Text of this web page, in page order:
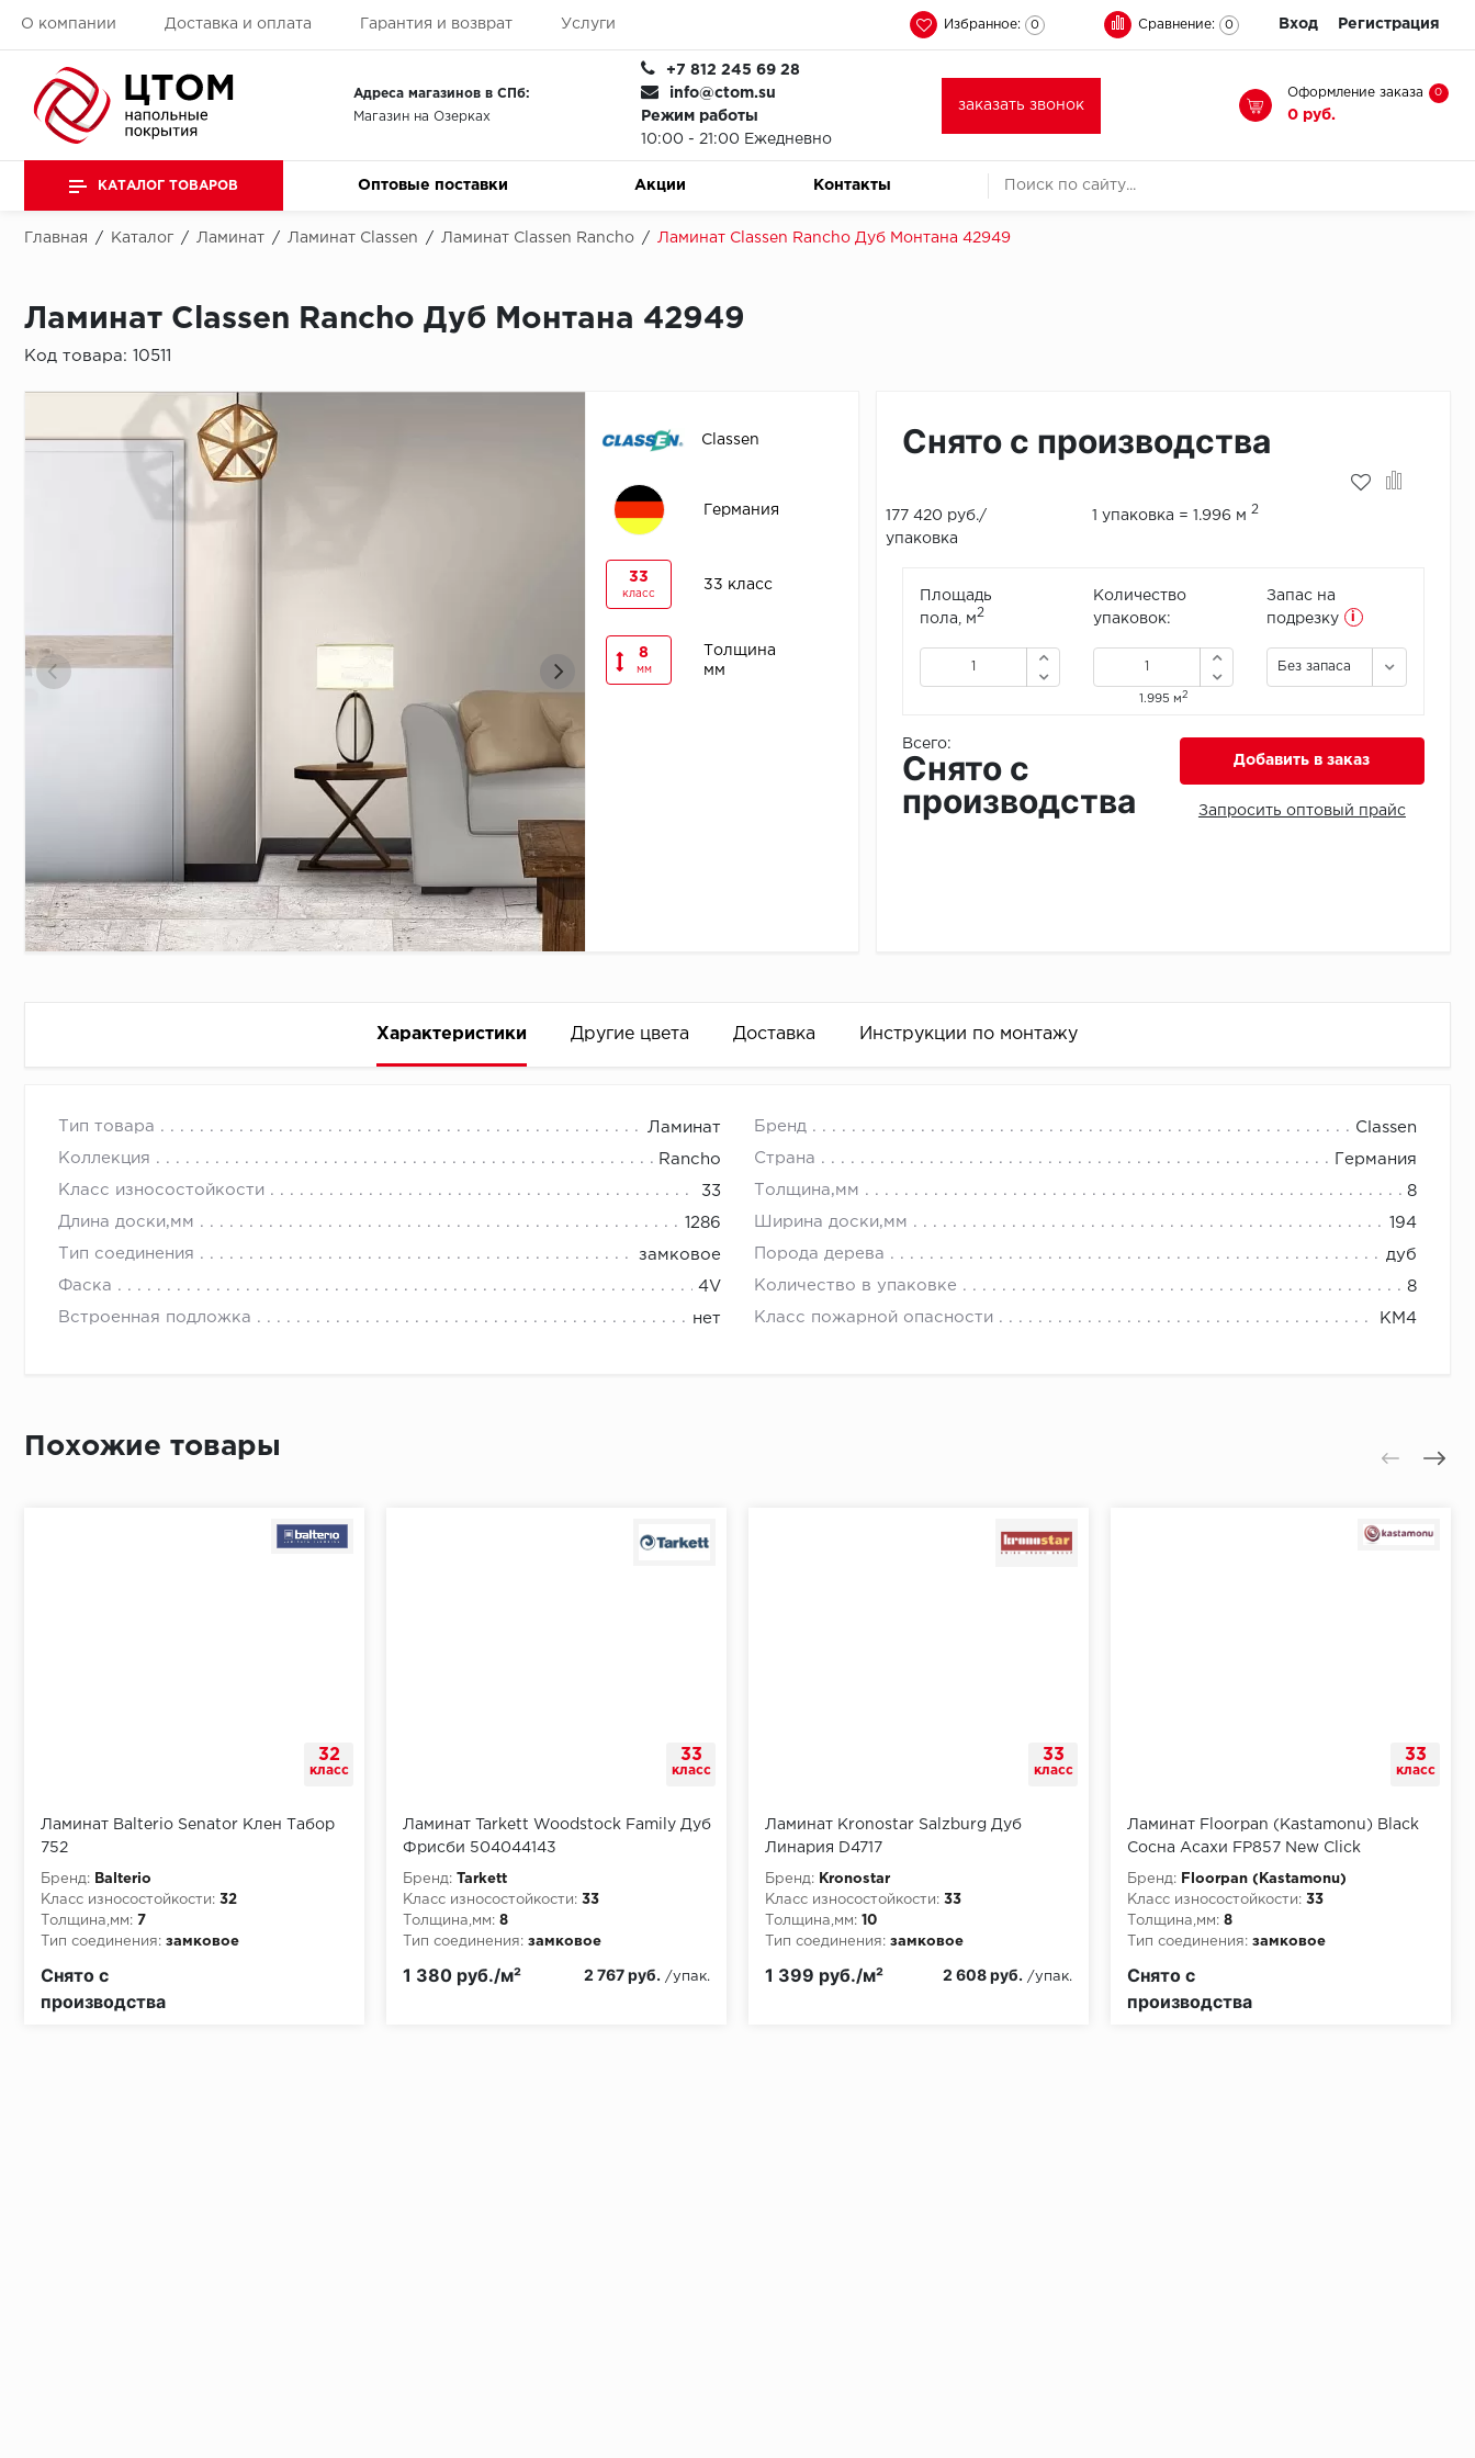
О компании Доставка и оплата Гарантия и возврат Услуги Избранное: 0 Сравнение: 0 Вход Регистрация
Адреса магазинов в СПб:
Магазин на Озерках
+7 812 245 69 28
info@ctom.su
Режим работы
10:00 - 21:00 Ежедневно
заказать звонок
Оформление заказа 0
0 руб.
КАТАЛОГ ТОВАРОВ Оптовые поставки Акции Контакты
Главная / Каталог / Ламинат / Ламинат Classen / Ламинат Classen Rancho / Ламинат Classen Rancho Дуб Монтана 42949
Ламинат Classen Rancho Дуб Монтана 42949
Код товара: 10511
Classen
Германия
33
класс
33 класс
8
мм
Толщина
мм
Снято с производства
177 420 руб./
упаковка
1 упаковка = 1.996 м 2
Площадь
пола, м2
Количество
упаковок:
1.995 м2
Запас на
подрезку
i
Без запаса
Всего:
Снято с
производства
Добавить в заказ
Запросить оптовый прайс
Характеристики Другие цвета Доставка Инструкции по монтажу
Тип товара Ламинат Бренд Classen
Коллекция Rancho Страна Германия
Класс износостойкости 33 Толщина,мм 8
Длина доски,мм 1286 Ширина доски,мм 194
Тип соединения замковое Порода дерева дуб
Фаска 4V Количество в упаковке 8
Встроенная подложка нет Класс пожарной опасности КМ4
Время доставки
Условия доставки
Первый ряд:
Похожие товары
32
класс
Ламинат Balterio Senator Клен Табор
752
Бренд:
Balterio
Класс износостойкости: 32
Толщина,мм: 7
Тип соединения: замковое
Снято с
производства
33
класс
Ламинат Tarkett Woodstock Family Дуб
Фрисби 504044143
Бренд:
Tarkett
Класс износостойкости: 33
Толщина,мм: 8
Тип соединения: замковое
1 380 руб./м² 2 767 руб. /упак.
33
класс
Ламинат Kronostar Salzburg Дуб
Линария D4717
Бренд:
Kronostar
Класс износостойкости: 33
Толщина,мм: 10
Тип соединения: замковое
1 399 руб./м² 2 608 руб. /упак.
33
класс
Ламинат Floorpan (Kastamonu) Black
Сосна Асахи FP857 New Click
Бренд:
Floorpan (Kastamonu)
Класс износостойкости: 33
Толщина,мм: 8
Тип соединения: замковое
Снято с
производства